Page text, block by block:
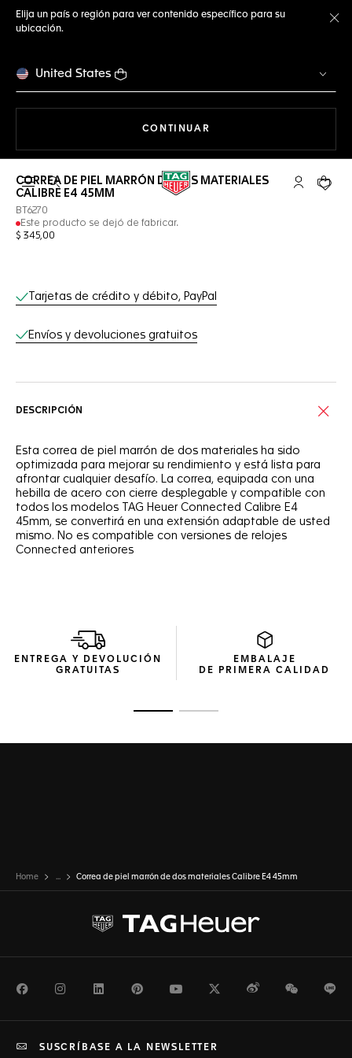
Elija un país o región para ver contenido específico para su
ubicación.
United States
CONTINUAR
Abrir el menú de búsqueda Cuenta Mi
Su
CORREA DE PIEL MARRÓN DE DOS MATERIALES
CALIBRE E4 45MM
BT6270
Este producto se dejó de fabricar.
$ 345,00
Servicios online
Tarjetas de crédito y débito, PayPal
Envíos y devoluciones gratuitos
DESCRIPCIÓN
Esta correa de piel marrón de dos materiales ha sido
optimizada para mejorar su rendimiento y está lista para
afrontar cualquier desafío. La correa, equipada con una
hebilla de acero con cierre desplegable y compatible con
todos los modelos TAG Heuer Connected Calibre E4
45mm, se convertirá en una extensión adaptable de usted
mismo. No es compatible con versiones de relojes
Connected anteriores
ENTREGA Y DEVOLUCIÓN
GRATUITAS
EMBALAJE
DE PRIMERA CALIDAD
Home ... Correa de piel marrón de dos materiales Calibre E4 45mm
FacebookInstagramLinkedInPinterestYoutubeTwitterWeiboWeChat
SUSCRÍBASE A LA NEWSLETTER